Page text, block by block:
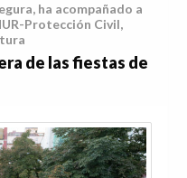
ha acompañado a
Protección Civil,
de las fiestas de